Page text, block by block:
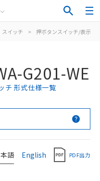
スイッチ > 押ボタンスイッチ/表示灯
G201-WE
チ 形式仕様一覧
語 English PDF出力